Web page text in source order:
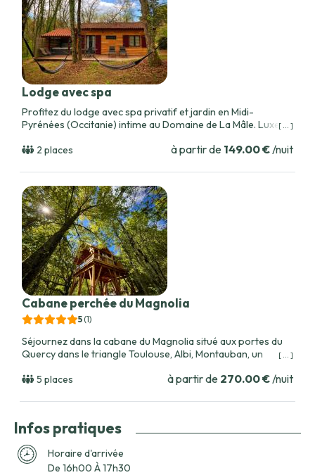
Lodge avec spa
Profitez du lodge avec spa privatif et jardin en Midi-
Pyrénées (Occitanie) intime au Domaine de La Mâle. Luxe et
[ ... ]
2 places à partir de 149.00 €/nuit
Cabane perchée du Magnolia
5 (1)
Séjournez dans la cabane du Magnolia situé aux portes du
Quercy dans le triangle Toulouse, Albi, Montauban, un
personnes. Une expérience unique vous attend !
[ ... ]
5 places à partir de 270.00 €/nuit
Infos pratiques
Horaire d'arrivée
De 16h00 À 17h30